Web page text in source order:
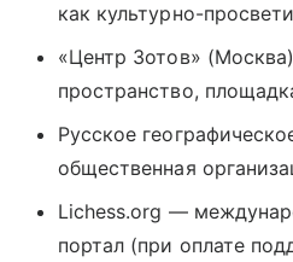
как культурно-
«Центр Зотов»
пространство,
Русское
общественная
Lichess.org —
портал (при оплате